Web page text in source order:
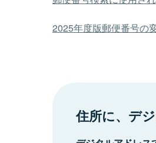
2025年度版郵便番号の
住所に、デ